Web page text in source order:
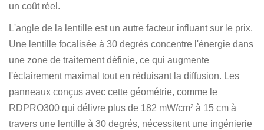
un coût réel.
L'angle de la lentille est un autre facteur influant sur le prix.
Une lentille focalisée à 30 degrés concentre l'énergie dans
une zone de traitement définie, ce qui augmente
l'éclairement maximal tout en réduisant la diffusion. Les
panneaux conçus avec cette géométrie, comme le
RDPRO300 qui délivre plus de 182 mW/cm² à 15 cm à
travers une lentille à 30 degrés, nécessitent une ingénierie